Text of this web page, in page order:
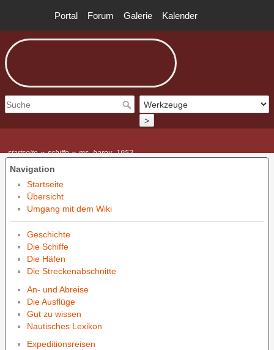
>
startseite»schiffe»ms_baroy_1952
Navigation
Startseite
Übersicht
Umgang mit dem Wiki
Geschichte
Die Schiffe
Die Häfen
Die Streckenabschnitte
An- und Abreise
Die Ausflüge
Gut zu wissen
Nautisches Lexikon
Expeditionsreisen
Portal Forum Galerie Kalender